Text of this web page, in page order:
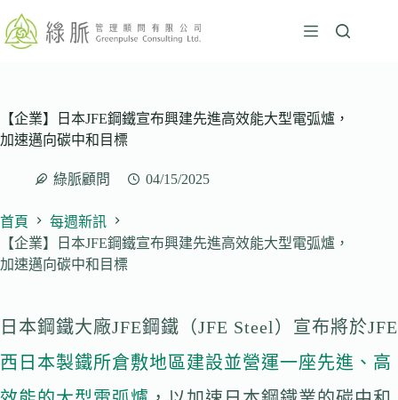
至
容【企業】日本JFE鋼鐵宣布興建先進高效能大型電弧爐，
加速邁向碳中和目標
綠脈顧問 04/15/2025
首頁
每週新訊
【企業】日本JFE鋼鐵宣布興建先進高效能大型電弧爐，
加速邁向碳中和目標
日本鋼鐵大廠JFE鋼鐵（JFE Steel）宣布將於JFE
西日本製鐵所倉敷地區建設並營運一座先進、高